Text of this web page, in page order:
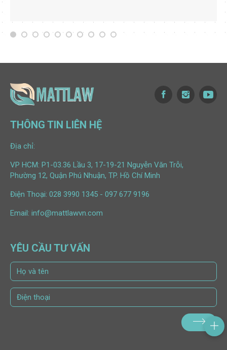
THÔNG TIN LIÊN HỆ
Địa chỉ:
VP HCM: P1-03.36 Lầu 3, 17-19-21 Nguyễn Văn Trỗi,
Phường 12, Quận Phú Nhuận, TP. Hồ Chí Minh
Điện Thoại: 028 3990 1345 - 097 677 9196
Email: info@mattlawvn.com
YÊU CẦU TƯ VẤN